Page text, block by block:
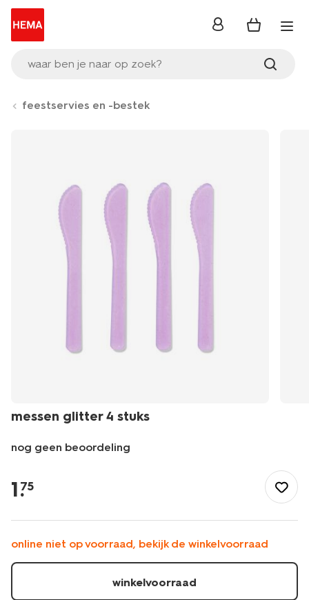
waar ben je naar op zoek?
inloggen
feestservies en -bestek
messen glitter 4 stuks
nog geen beoordeling
be/feest-
cadeau/feestversiering/wegwerpservies/messen-
4-
stuks-
14250067.html
1.
75
online niet op voorraad, bekijk de winkelvoorraad
winkelvoorraad